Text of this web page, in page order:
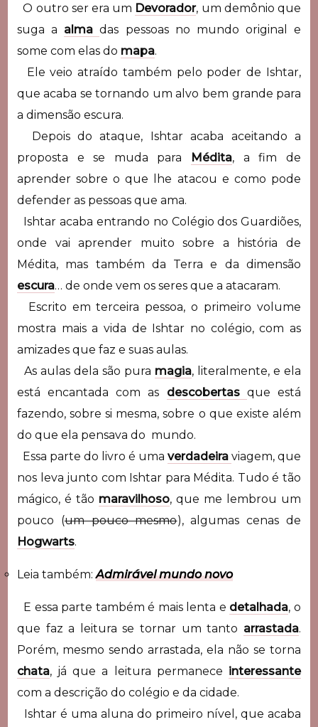
O outro ser era um Devorador, um demônio que
suga a almadas pessoas no mundo original e
some com elas do mapa.
Ele veio atraído também pelo poder de Ishtar,
que acaba se tornando um alvo bem grande para
a dimensão escura.
Depois do ataque, Ishtar acaba aceitando a
proposta e se muda para Médita, a fim de
aprender sobre o que lhe atacou e como pode
defender as pessoas que ama.
Ishtar acaba entrando no Colégio dos Guardiões,
onde vai aprender muito sobre a história de
Médita, mas também da Terra e da dimensão
escura… de onde vem os seres que a atacaram.
Escrito em terceira pessoa, o primeiro volume
mostra mais a vida de Ishtar no colégio, com as
amizades que faz e suas aulas.
As aulas dela são pura magia, literalmente, e ela
está encantada com as descobertas que está
fazendo, sobre si mesma, sobre o que existe além
do que ela pensava do mundo.
Essa parte do livro é umaverdadeiraviagem, que
nos leva junto com Ishtar para Médita. Tudo é tão
mágico, é tão maravilhoso, que me lembrou um
pouco (um pouco mesmo), algumas cenas de
Hogwarts.
Leia também:Admirável mundo novo
E essa parte também é mais lenta e detalhada, o
que faz a leitura se tornar um tanto arrastada.
Porém, mesmo sendo arrastada, ela não se torna
chata, já que a leitura permanece interessante
com a descrição do colégio e da cidade.
Ishtar é uma aluna do primeiro nível, que acaba